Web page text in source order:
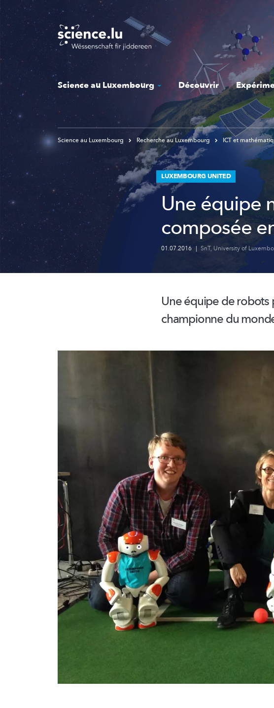
Skip
to
main
content
Science au Luxembourg Découvrir
Science au Luxembourg Recherche au Luxembourg ICT et
LUXEMBOURG UNITED
Une équipe
composée
01.07.2016 | SnT, University of
Une équipe de
championne du